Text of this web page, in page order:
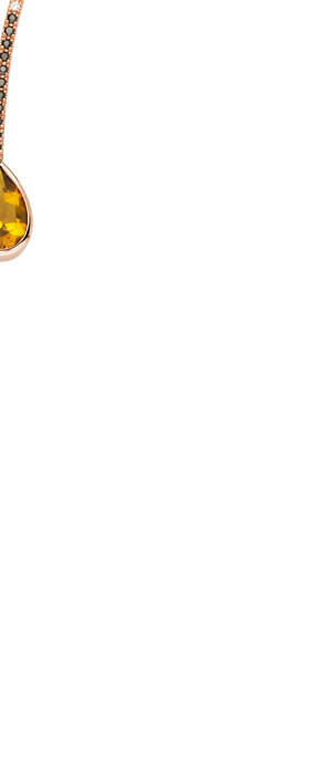
a živým leskem, čisté bílé
kámen s příběhem vesmíru i
lišit v odstínu, právě v této